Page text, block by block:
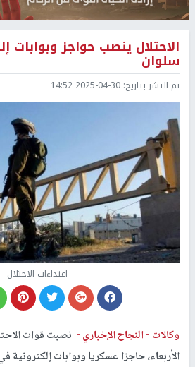
الاحتلال ينصب حواجز وبوابات
سلوان
تم النشر بتاريخ: 2025-04-30 14:52
اعتداءات الاحتلال
وكالات -النجاح الإخباري - نصبت قوات
الأربعاء، حاجزا عسكريا وبوابات